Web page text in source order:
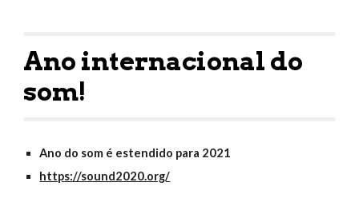
Ano internacional do
som!
Ano do som é estendido para 2021
https://sound2020.org/